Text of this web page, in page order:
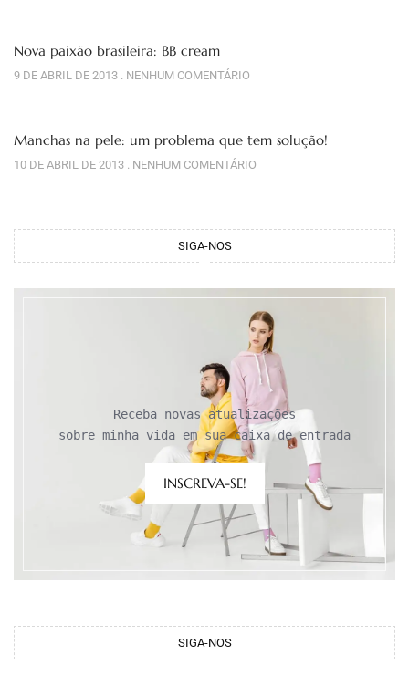
Nova paixão brasileira: BB cream
9 DE ABRIL DE 2013 NENHUM COMENTÁRIO
Manchas na pele: um problema que tem solução!
10 DE ABRIL DE 2013 NENHUM COMENTÁRIO
SIGA-NOS
Receba novas atualizações
sobre minha vida em sua caixa de entrada
INSCREVA-SE!
SIGA-NOS